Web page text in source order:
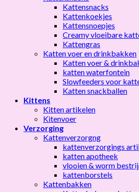
Kattensnacks
Kattenkoekjes
Kattensnoepjes
Creamy vloeibare
Kattengras
Katten voer en drinkbakken
Katten voer &
katten waterfontein
Slowfeeders voor
Katten snackballen
Kittens
Kitten artikelen
Kitenvoer
Verzorging
Kattenverzorgng
kattenverzorgings
katten apotheek
vlooien & worm
kattenborstels
Kattenbakken